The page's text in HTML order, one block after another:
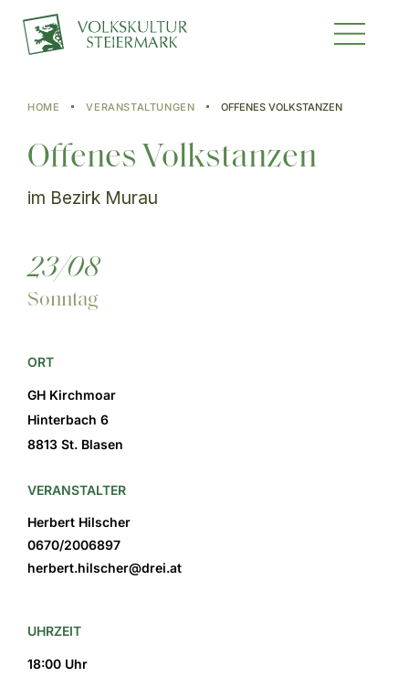
HOME VERANSTALTUNGEN OFFENES VOLKSTANZEN
Offenes Volkstanzen
im Bezirk Murau
23/08
Sonntag
ORT
GH Kirchmoar
Hinterbach 6
8813 St. Blasen
VERANSTALTER
Herbert Hilscher
0670/2006897
herbert.hilscher@drei.at
UHRZEIT
18:00 Uhr